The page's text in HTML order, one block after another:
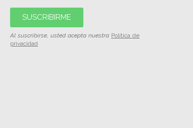
SUSCRIBIRME
Al suscribirse, usted acepta nuestra Política de
privacidad